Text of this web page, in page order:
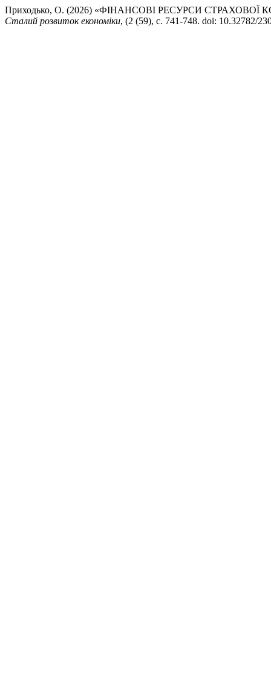
Приходько, О. (2026) «ФІНАНСОВІ РЕСУРСИ
Сталий розвиток економіки, (2 (59), с. 741-748. doi: 10.32782/